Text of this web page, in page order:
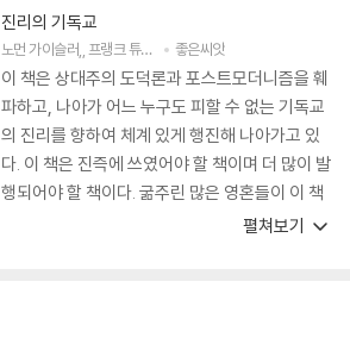
난을 이생에서 다 없애 주지는 않으시는데, 스트
로벨이 설명한 이유를 들으면 위로가 된다. 이 책
은 갈급한 신자를 흡족하게 해 주는 정도가 아니
라, 주관적이고 체험적이고 일화적인 면부터 객
관적이고 이성적이고 신학적인 면까지 주제의 범
위를 총망라하여 다루었다.
진리의 기독교
노먼 가이슬러 프랭크 튜렉 저 박규태역
좋은씨앗
이 책은 상대주의 도덕론과 포스트모더니즘을 훼
파하고, 나아가 어느 누구도 피할 수 없는 기독교
의 진리를 향하여 체계 있게 행진해 나아가고 있
다. 이 책은 진즉에 쓰였어야 할 책이며 더 많이 발
행되어야 할 책이다. 굶주린 많은 영혼들이 이 책
에서 탁월하게 제시된 진리의 기독교를 만날 수
펼쳐보기